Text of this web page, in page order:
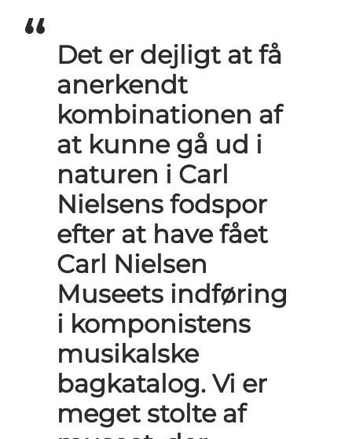
Det er dejligt at få
anerkendt
kombinationen af
at kunne gå ud i
naturen i Carl
Nielsens fodspor
efter at have fået
Carl Nielsen
Museets indføring
i komponistens
musikalske
bagkatalog. Vi er
meget stolte af